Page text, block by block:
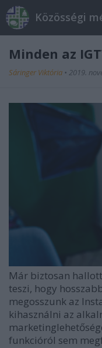
Közösségi
Minden az
Sáringer Viktória • 2019.
Már biztosan
teszi, hogy
megosszunk az
kihasználni az
funkcióról sem